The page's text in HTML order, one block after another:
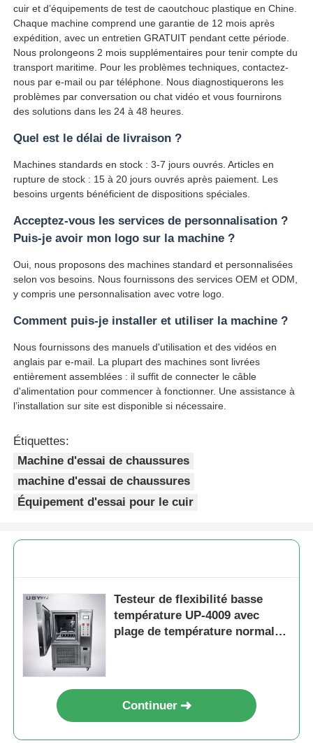
cuir et d’équipements de test de caoutchouc plastique en Chine.
Chaque machine comprend une garantie de 12 mois après
expédition, avec un entretien GRATUIT pendant cette période.
Nous prolongeons 2 mois supplémentaires pour tenir compte du
transport maritime. Pour les problèmes techniques, contactez-
nous par e-mail ou par téléphone. Nous diagnostiquerons les
problèmes par conversation ou chat vidéo et vous fournirons
des solutions dans les 24 à 48 heures.
Quel est le délai de livraison ?
Machines standards en stock : 3-7 jours ouvrés. Articles en
rupture de stock : 15 à 20 jours ouvrés après paiement. Les
besoins urgents bénéficient de dispositions spéciales.
Acceptez-vous les services de personnalisation ?
Puis-je avoir mon logo sur la machine ?
Oui, nous proposons des machines standard et personnalisées
selon vos besoins. Nous fournissons des services OEM et ODM,
y compris une personnalisation avec votre logo.
Comment puis-je installer et utiliser la machine ?
Nous fournissons des manuels d'utilisation et des vidéos en
anglais par e-mail. La plupart des machines sont livrées
entièrement assemblées : il suffit de connecter le câble
d'alimentation pour commencer à fonctionner. Une assistance à
l’installation sur site est disponible si nécessaire.
Étiquettes:
Machine d'essai de chaussures
machine d'essai de chaussures
Équipement d'essai pour le cuir
Testeur de flexibilité basse
température UP-4009 avec
plage de température normale
Continuer